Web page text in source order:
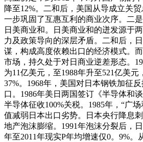
降至12%。二和后，美国从导成立关
一步巩固了互惠互利的商业次序。二
日美商业和。日美商业和的迸发源于
力及政策导向的深层矛盾。二和后，
谋，构成高度依赖出口的经济模式。
市场，持久处于对日商业逆差形态。
为11亿美元，至1988年升至521亿美
37%。1968年，美国对日本钢铁加征
口。1986年美日两国签订《半导体和
半导体征收100%关税。1985年，“广
值减弱日本出口劣势。日本央行降息
地产泡沫膨缩。1991年泡沫分裂后，
年至2011年现实P年均增速仅0。9%。